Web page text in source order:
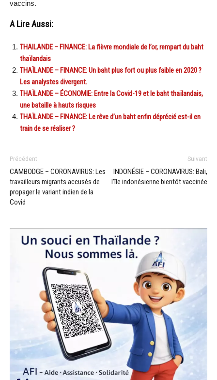
vaccins.
A Lire Aussi:
THAILANDE – FINANCE: La fièvre mondiale de l’or, rempart du baht
thaïlandais
THAÏLANDE – FINANCE: Un baht plus fort ou plus faible en 2020 ?
Les analystes divergent.
THAÏLANDE – ÉCONOMIE: Entre la Covid-19 et le baht thaïlandais,
une bataille à hauts risques
THAÏLANDE – FINANCE: Le rêve d’un baht enfin déprécié est-il en
train de se réaliser ?
Précédent
CAMBODGE – CORONAVIRUS: Les
travailleurs migrants accusés de
propager le variant indien de la
Covid
Suivant
INDONÉSIE – CORONAVIRUS: Bali,
l’île indonésienne bientôt vaccinée